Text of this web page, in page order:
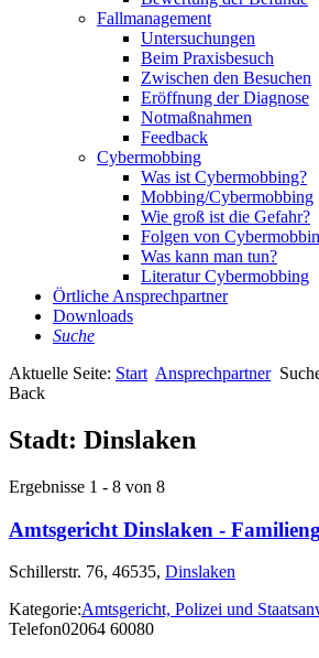
Fallmanagement
Untersuchungen
Beim Praxisbesuch
Zwischen den Besuchen
Eröffnung der Diagnose
Notmaßnahmen
Feedback
Cybermobbing
Was ist Cybermobbing?
Mobbing/Cybermobbing
Wie groß ist die Gefahr?
Folgen von
Was kann man tun?
Literatur Cybermobbing
Örtliche Ansprechpartner
Downloads
Suche
Aktuelle Seite: Start Ansprechpartner
Back
Stadt: Dinslaken
Ergebnisse 1 - 8 von 8
Amtsgericht Dinslaken -
Schillerstr. 76, 46535, Dinslaken
Kategorie:Amtsgericht, Polizei und
Telefon02064 60080